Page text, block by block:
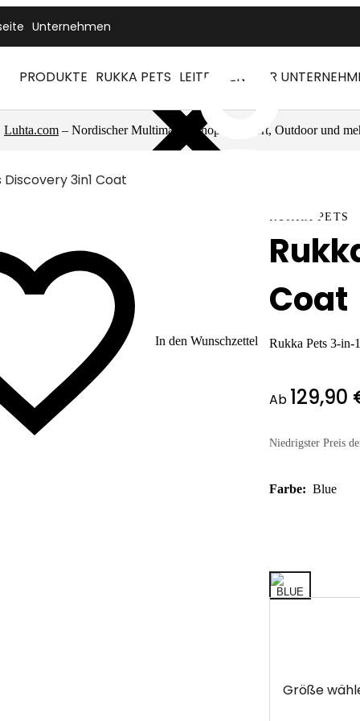
Unternehmen
PRODUKTE RUKKA PETS LEITFÄDEN FÜR
Luhta.com – Nordischer Multimarkenshop für Sport, Outdoor und
Discovery 3in1 Coat
In den Wunschzettel
RUKKA PETS
Coat
Rukka Pets 3-in-
Ab 129,90
Niedrigster Preis
Farbe: Blue
Größe